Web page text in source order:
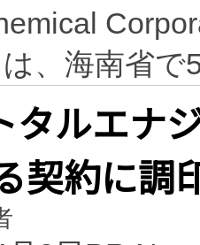
は、海南省
ルエナ
契約に調